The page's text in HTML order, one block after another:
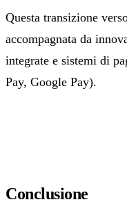
Questa transizione
accompagnata da
integrate e sistemi di
Pay, Google Pay).
Conclusione